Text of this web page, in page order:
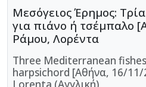
Μεσόγειος Έρημος:
για πιάνο ή τσέμπαλο
Ράμου, Λορέντα
Three Mediterranean
harpsichord [Αθήνα, 16/
Lorenta (Αγγλική)